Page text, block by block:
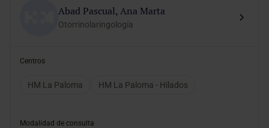
Abad Pascual, Ana Marta
Otorrinolaringología
Centros
HM La Paloma HM La Paloma - Hilados
Modalidad de consulta